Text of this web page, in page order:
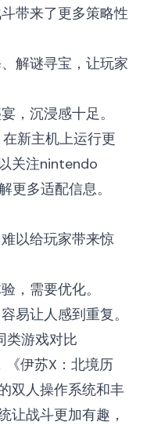
带来了更多策略性
解谜寻宝，让玩家
，沉浸感十足。
在新主机上运行更
关注nintendo
更多适配信息。
以给玩家带来惊
，需要优化。
易让人感到重复。
类游戏对比
《伊苏X：北境历
双人操作系统和丰
让战斗更加有趣，